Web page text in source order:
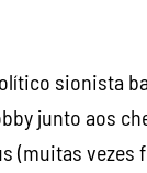
sionista
junto aos
(muitas vezes